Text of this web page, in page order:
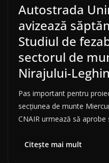
Autostrada
avizează
Studiul de
sectorul de
Nirajului-Leghin
Pas important pentru
secțiunea de munte
CNAIR urmează să
Citește mai mult